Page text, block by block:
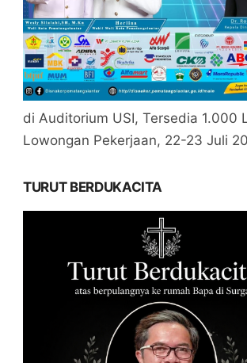
di Auditorium USI, Tersedia 1.000
Lowongan Pekerjaan, 22-23 Juli
TURUT BERDUKACITA